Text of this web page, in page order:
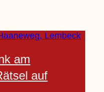
am
auf